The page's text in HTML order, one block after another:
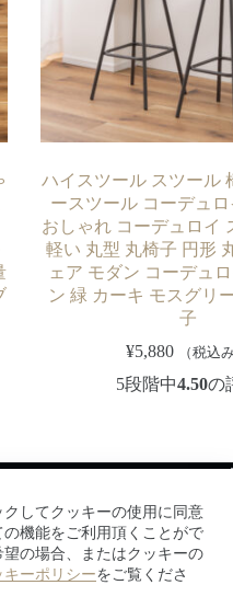
してクッキーの使用に同意
機能をご利用頂くことがで
の場合、またはクッキーの
キーポリシーをご覧くださ
ハイスツール スツール
ースツール コーデュ
おしゃれ コーデュロイ
軽い 丸型 丸椅子 円形
ェア モダン コーデュ
ン 緑 カーキ モスグリ
子
¥5,880 （税込
5段階中4.50の
江坂